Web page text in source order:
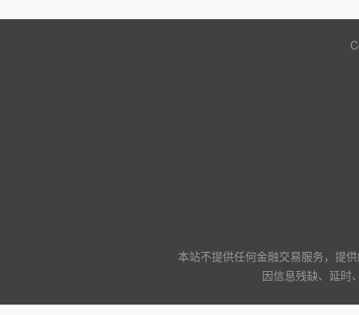
本站不提供任何金融交易服务，提
因信息残缺、延时